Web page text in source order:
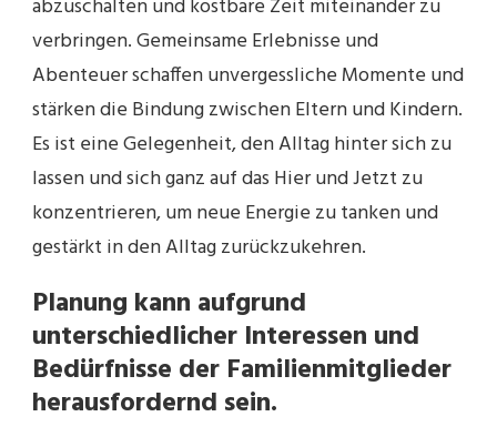
abzuschalten und kostbare Zeit miteinander zu
verbringen. Gemeinsame Erlebnisse und
Abenteuer schaffen unvergessliche Momente und
stärken die Bindung zwischen Eltern und Kindern.
Es ist eine Gelegenheit, den Alltag hinter sich zu
lassen und sich ganz auf das Hier und Jetzt zu
konzentrieren, um neue Energie zu tanken und
gestärkt in den Alltag zurückzukehren.
Planung kann aufgrund
unterschiedlicher Interessen und
Bedürfnisse der Familienmitglieder
herausfordernd sein.